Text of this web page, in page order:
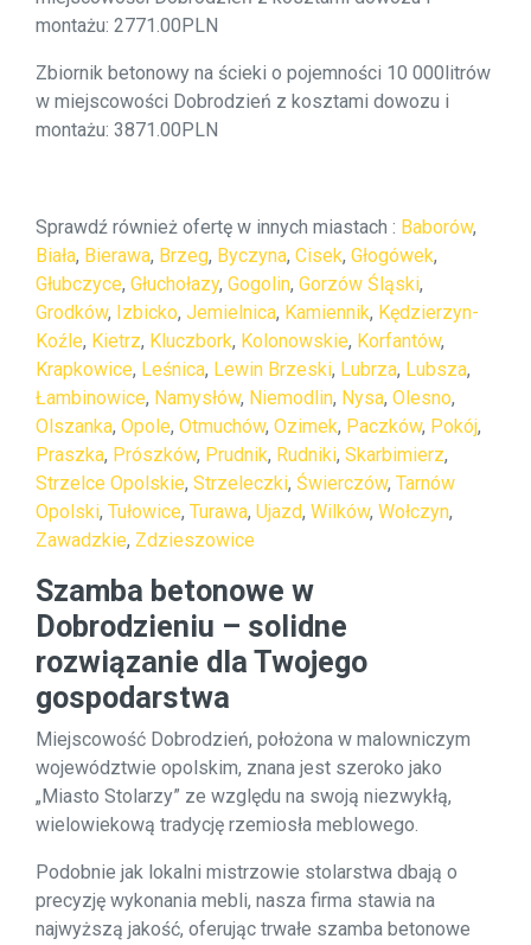
montażu: 2771.00PLN
Zbiornik betonowy na ścieki o pojemności 10 000litrów
w miejscowości Dobrodzień z kosztami dowozu i
montażu: 3871.00PLN
Sprawdź również ofertę w innych miastach : Baborów,
Biała, Bierawa, Brzeg, Byczyna, Cisek, Głogówek,
Głubczyce, Głuchołazy, Gogolin, Gorzów Śląski,
Grodków, Izbicko, Jemielnica, Kamiennik, Kędzierzyn-
Koźle, Kietrz, Kluczbork, Kolonowskie, Korfantów,
Krapkowice, Leśnica, Lewin Brzeski, Lubrza, Lubsza,
Łambinowice, Namysłów, Niemodlin, Nysa, Olesno,
Olszanka, Opole, Otmuchów, Ozimek, Paczków, Pokój,
Praszka, Prószków, Prudnik, Rudniki, Skarbimierz,
Strzelce Opolskie, Strzeleczki, Świerczów, Tarnów
Opolski, Tułowice, Turawa, Ujazd, Wilków, Wołczyn,
Zawadzkie, Zdzieszowice
Szamba betonowe w
Dobrodzieniu – solidne
rozwiązanie dla Twojego
gospodarstwa
Miejscowość Dobrodzień, położona w malowniczym
województwie opolskim, znana jest szeroko jako
„Miasto Stolarzy” ze względu na swoją niezwykłą,
wielowiekową tradycję rzemiosła meblowego.
Podobnie jak lokalni mistrzowie stolarstwa dbają o
precyzję wykonania mebli, nasza firma stawia na
najwyższą jakość, oferując trwałe szamba betonowe